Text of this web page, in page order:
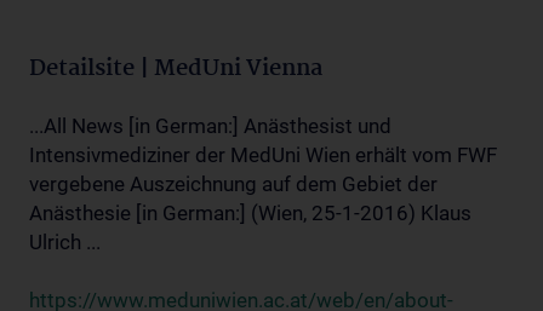
Detailsite | MedUni Vienna
...All News [in German:] Anästhesist und
Intensivmediziner der MedUni Wien erhält vom FWF
vergebene Auszeichnung auf dem Gebiet der
Anästhesie [in German:] (Wien, 25-1-2016) Klaus
Ulrich ...
https://www.meduniwien.ac.at/web/en/about-